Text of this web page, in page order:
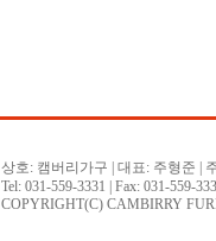
상호: 캠버리가구 | 대표: 주형준 |
Tel: 031-559-3331 | Fax: 031-559-
COPYRIGHT(C) CAMBIRRY